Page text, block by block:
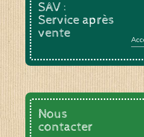
SAV :
Service après
vente
Nous
contacter